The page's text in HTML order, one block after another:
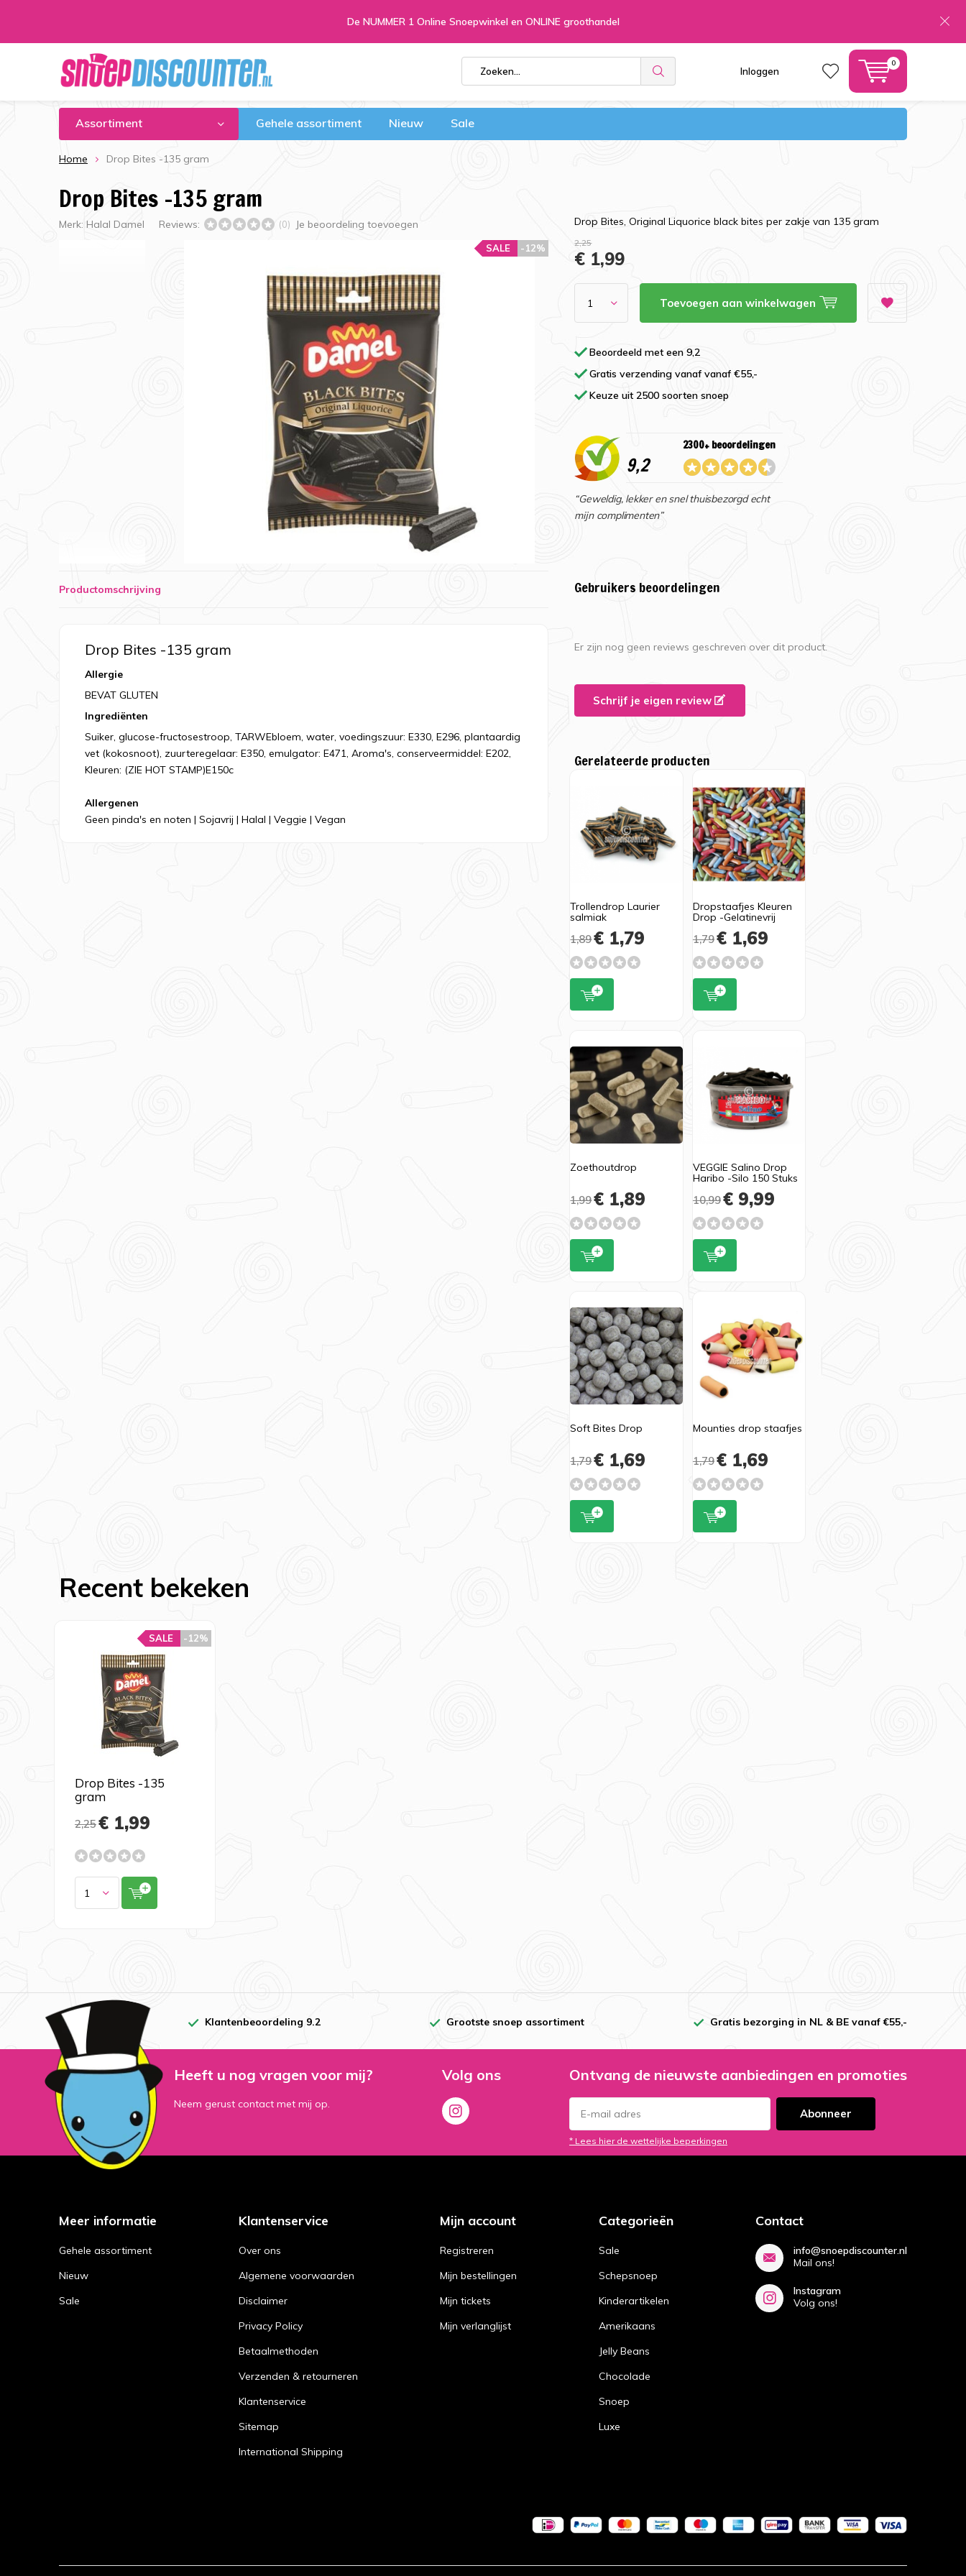
Inloggen
0
De NUMMER 1 Online Snoepwinkel en ONLINE groothandel
Assortiment Gehele assortiment Nieuw Sale
Home Drop Bites -135 gram
Drop Bites -135 gram
Merk: Halal Damel Reviews: (0) Je beoordeling toevoegen
-12%
SALE
Drop Bites, Original Liquorice black bites per zakje van 135 gram
2,25
€ 1,99
Toevoegen aan winkelwagen
Beoordeeld met een 9,2
Gratis verzending vanaf vanaf €55,-
Keuze uit 2500 soorten snoep
9,2
2300+ beoordelingen
“Geweldig, lekker en snel thuisbezorgd echt
mijn complimenten”
Productomschrijving
Drop Bites -135 gram
Allergie
BEVAT GLUTEN
Ingrediënten
Suiker, glucose-fructosestroop, TARWEbloem, water, voedingszuur: E330, E296, plantaardig
vet (kokosnoot), zuurteregelaar: E350, emulgator: E471, Aroma's, conserveermiddel: E202,
Kleuren: (ZIE HOT STAMP)E150c
Allergenen
Geen pinda's en noten | Sojavrij | Halal | Veggie | Vegan
Gebruikers beoordelingen
Er zijn nog geen reviews geschreven over dit product.
Schrijf je eigen review
Gerelateerde producten
Trollendrop Laurier
salmiak
1,89€ 1,79
Dropstaafjes Kleuren
Drop -Gelatinevrij
1,79€ 1,69
Zoethoutdrop
1,99€ 1,89
VEGGIE Salino Drop
Haribo -Silo 150 Stuks
10,99€ 9,99
Soft Bites Drop
1,79€ 1,69
Mounties drop staafjes
1,79€ 1,69
Recent bekeken
Drop Bites -135
gram
-12%
SALE
2,25€ 1,99
Klantenbeoordeling 9.2 Grootste snoep assortiment Gratis bezorging in NL & BE vanaf €55,-
Heeft u nog vragen voor mij?
Neem gerust contact met mij op.
Volg ons Ontvang de nieuwste aanbiedingen en promoties
Abonneer
* Lees hier de wettelijke beperkingen
Meer informatie
Gehele assortiment
Nieuw
Sale
Klantenservice
Over ons
Algemene voorwaarden
Disclaimer
Privacy Policy
Betaalmethoden
Verzenden & retourneren
Klantenservice
Sitemap
International Shipping
Mijn account
Registreren
Mijn bestellingen
Mijn tickets
Mijn verlanglijst
Categorieën
Sale
Schepsnoep
Kinderartikelen
Amerikaans
Jelly Beans
Chocolade
Snoep
Luxe
Contact
info@snoepdiscounter.nl
Mail ons!
Instagram
Volg ons!